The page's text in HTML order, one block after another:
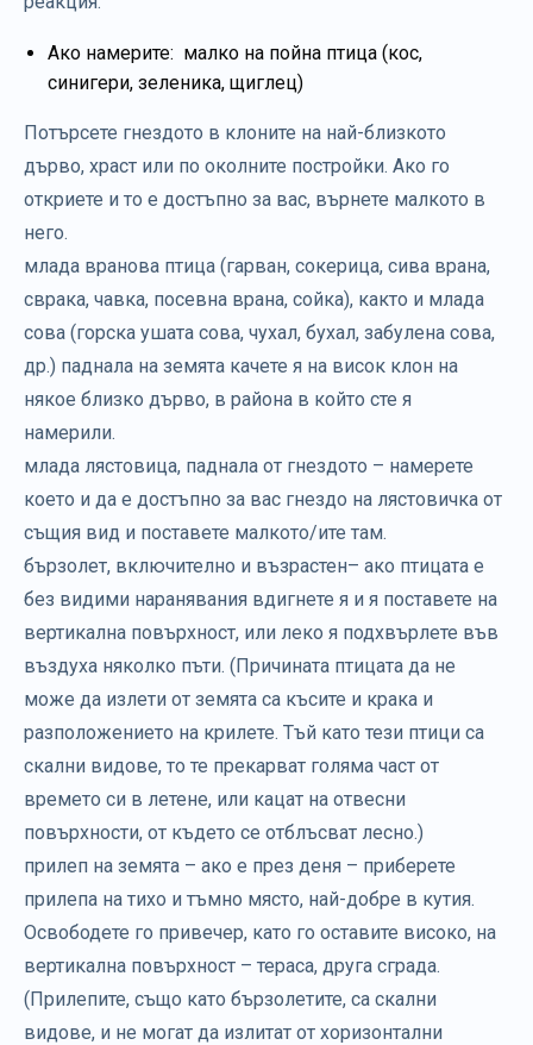
Ако намерите: малко на пойна птица (кос,
синигери, зеленика, щиглец)
Потърсете гнездото в клоните на най-близкото
дърво, храст или по околните постройки. Ако го
откриете и то е достъпно за вас, върнете малкото в
него.
млада вранова птица (гарван, сокерица, сива врана,
сврака, чавка, посевна врана, сойка), както и млада
сова (горска ушата сова, чухал, бухал, забулена сова,
др.) паднала на земята качете я на висок клон на
някое близко дърво, в района в който сте я
намерили.
млада лястовица, паднала от гнездото – намерете
което и да е достъпно за вас гнездо на лястовичка от
същия вид и поставете малкото/ите там.
бързолет, включително и възрастен– ако птицата е
без видими наранявания вдигнете я и я поставете на
вертикална повърхност, или леко я подхвърлете във
въздуха няколко пъти. (Причината птицата да не
може да излети от земята са късите и крака и
разположението на крилете. Тъй като тези птици са
скални видове, то те прекарват голяма част от
времето си в летене, или кацат на отвесни
повърхности, от където се отблъсват лесно.)
прилеп на земята – ако е през деня – приберете
прилепа на тихо и тъмно място, най-добре в кутия.
Освободете го привечер, като го оставите високо, на
вертикална повърхност – тераса, друга сграда.
(Прилепите, също като бързолетите, са скални
видове, и не могат да излитат от хоризонтални